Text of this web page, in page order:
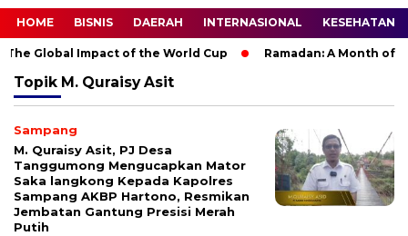
HOME BISNIS DAERAH INTERNASIONAL KESEHATAN
Global Impact of the World Cup Ramadan: A Month of
Topik M. Quraisy Asit
Sampang
M. Quraisy Asit, PJ Desa
Tanggumong Mengucapkan Mator
Saka langkong Kepada Kapolres
Sampang AKBP Hartono, Resmikan
Jembatan Gantung Presisi Merah
Putih